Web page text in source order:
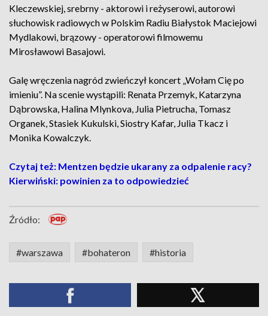
Kleczewskiej, srebrny - aktorowi i reżyserowi, autorowi
słuchowisk radiowych w Polskim Radiu Białystok Maciejowi
Mydlakowi, brązowy - operatorowi filmowemu
Mirosławowi Basajowi.
Galę wręczenia nagród zwieńczył koncert „Wołam Cię po
imieniu”. Na scenie wystąpili: Renata Przemyk, Katarzyna
Dąbrowska, Halina Mlynkova, Julia Pietrucha, Tomasz
Organek, Stasiek Kukulski, Siostry Kafar, Julia Tkacz i
Monika Kowalczyk.
Czytaj też: Mentzen będzie ukarany za odpalenie racy?
Kierwiński: powinien za to odpowiedzieć
Źródło:
#warszawa #bohateron #historia